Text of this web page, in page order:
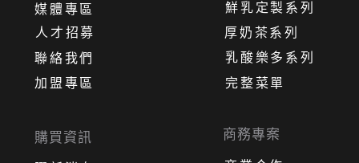
人才招募
媒體專區
購買資訊
聯絡我們
加盟專區
商務專案
乳酸樂多系列
厚奶茶系列
鮮乳定製系列
完整菜單